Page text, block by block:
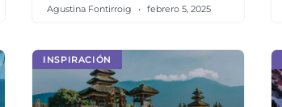
Agustina Fontirroig febrero 5, 2025
INSPIRACIÓN